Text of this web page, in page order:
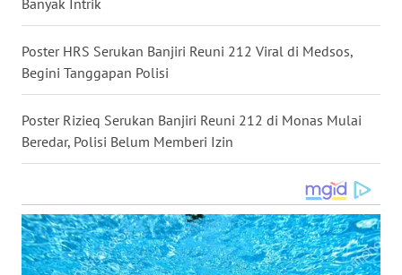
Poster HRS Serukan Banjiri Reuni 212 Viral di Medsos,
Begini Tanggapan Polisi
Poster Rizieq Serukan Banjiri Reuni 212 di Monas Mulai
Beredar, Polisi Belum Memberi Izin
WN
WN
BALI